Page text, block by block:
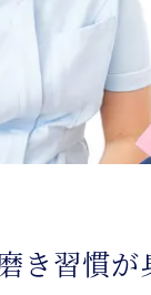
き習慣が